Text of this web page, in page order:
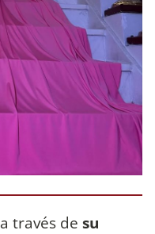
a través de su